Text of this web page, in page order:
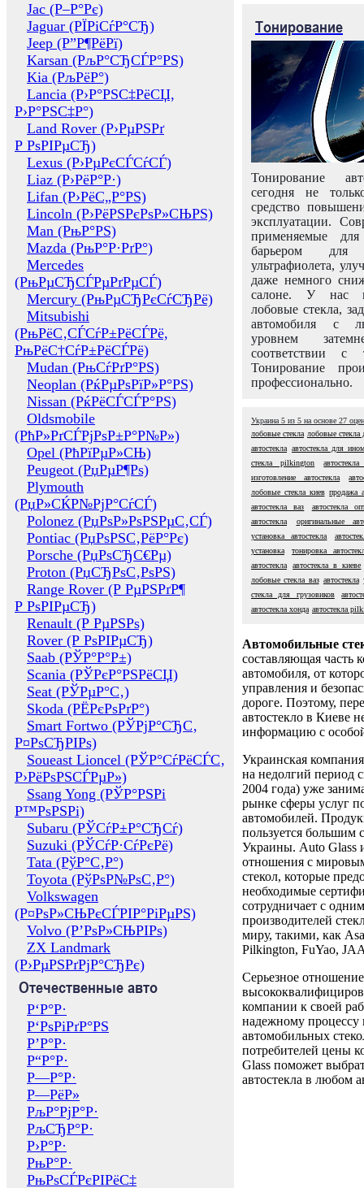
Jac (Р–Р°Рє)
Jaguar (РЇРіСѓР°СЂ)
Jeep (Р”Р¶РёРї)
Karsan (РљР°СЂСЃР°РЅ)
Kia (РљРёР°)
Lancia (Р›Р°РЅС‡РёСЏ,
Р›Р°РЅС‡Р°)
Land Rover (Р›РµРЅРґ
Р РѕРІРµСЂ)
Lexus (Р›РµРєСЃСѓСЃ)
Liaz (Р›РёР°Р·)
Lifan (Р›РёС„Р°РЅ)
Lincoln (Р›РёРЅРєРѕР»СЊРЅ)
Man (РњР°РЅ)
Mazda (РњР°Р·РґР°)
Mercedes
(РњРµСЂСЃРµРґРµСЃ)
Mercury (РњРµСЂРєСѓСЂРё)
Mitsubishi
(РњРёС‚СЃСѓР±РёСЃРё,
РњРёС†СѓР±РёСЃРё)
Mudan (РњСѓРґР°РЅ)
Neoplan (РќРµРѕРїР»Р°РЅ)
Nissan (РќРёСЃСЃР°РЅ)
Oldsmobile
(РћР»РґСЃРјРѕР±Р°Р№Р»)
Opel (РћРїРµР»СЊ)
Peugeot (РџРµР¶Рѕ)
Plymouth
(РџР»СЌР№РјР°СѓСЃ)
Polonez (РџРѕР»РѕРЅРµС‚СЃ)
Pontiac (РџРѕРЅС‚РёР°Рє)
Porsche (РџРѕСЂС€Рµ)
Proton (РџСЂРѕС‚РѕРЅ)
Range Rover (Р РµРЅРґР¶
Р РѕРІРµСЂ)
Renault (Р РµРЅРѕ)
Rover (Р РѕРІРµСЂ)
Saab (РЎР°Р°Р±)
Scania (РЎРєР°РЅРёСЏ)
Seat (РЎРµР°С‚)
Skoda (РЁРєРѕРґР°)
Smart Fortwo (РЎРјР°СЂС‚
Р¤РѕСЂРІРѕ)
Soueast Lioncel (РЎР°СѓРёСЃС‚
Р›РёРѕРЅСЃРµР»)
Ssang Yong (РЎР°РЅРі
Р™РѕРЅРі)
Subaru (РЎСѓР±Р°СЂСѓ)
Suzuki (РЎСѓР·СѓРєРё)
Tata (РўР°С‚Р°)
Toyota (РўРѕР№РѕС‚Р°)
Volkswagen
(Р¤РѕР»СЊРєСЃРІР°РіРµРЅ)
Volvo (Р’РѕР»СЊРІРѕ)
ZX Landmark
(Р›РµРЅРґРјР°СЂРє)
Отечественные авто
Р‘Р°Р·
Р‘РѕРіРґР°РЅ
Р’Р°Р·
Р“Р°Р·
Р—Р°Р·
Р—РёР»
РљР°РјР°Р·
РљСЂР°Р·
Р›Р°Р·
РњР°Р·
РњРѕСЃРєРІРёС‡
Тонирование
Тонирование
сегодня не
средство
эксплуатации.
применяемые
барьером для
ультрафиолета,
даже немного
салоне. У нас
лобовые стекла,
автомобиля с
уровнем
соответствии с
Тонирование
профессионально.
Украина 5 из 5 на основе 27
лобовые стекла лобовые стекла
автостекла автостекла для
стекла pilkington
изготовление автостекла
лобовые стекла киев продажа
автостекла ваз
автостекла
автостекла
оригинальные
установка автостекла
установка
тонировка
автостекла
автостекла в киеве
лобовые стекла ваз автостекла
стекла для грузовиков
автостекла хонда автостекла
Автомобильные
составляющая часть
автомобиля, от
управления и
дороге. Поэтому,
автостекло в Киеве
информацию с
Украинская
на недолгий период
2004 года) уже
рынке сферы услуг
автомобилей.
пользуется большим
Украины. Auto Glass
отношения с
стекол, которые
необходимые
сотрудничает с
производителей
миру, такими, как
Pilkington, FuYao,
Серьезное отношение
компании к своей
надежному процессу
автомобильных
потребителей цены
Glass поможет
автостекла в любом